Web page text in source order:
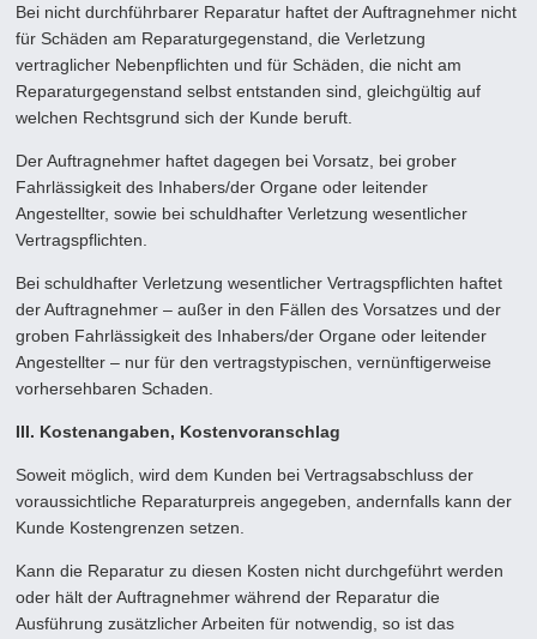
Bei nicht durchführbarer Reparatur haftet der Auftragnehmer nicht
für Schäden am Reparaturgegenstand, die Verletzung
vertraglicher Nebenpflichten und für Schäden, die nicht am
Reparaturgegenstand selbst entstanden sind, gleichgültig auf
welchen Rechtsgrund sich der Kunde beruft.
Der Auftragnehmer haftet dagegen bei Vorsatz, bei grober
Fahrlässigkeit des Inhabers/der Organe oder leitender
Angestellter, sowie bei schuldhafter Verletzung wesentlicher
Vertragspflichten.
Bei schuldhafter Verletzung wesentlicher Vertragspflichten haftet
der Auftragnehmer – außer in den Fällen des Vorsatzes und der
groben Fahrlässigkeit des Inhabers/der Organe oder leitender
Angestellter – nur für den vertragstypischen, vernünftigerweise
vorhersehbaren Schaden.
III. Kostenangaben, Kostenvoranschlag
Soweit möglich, wird dem Kunden bei Vertragsabschluss der
voraussichtliche Reparaturpreis angegeben, andernfalls kann der
Kunde Kostengrenzen setzen.
Kann die Reparatur zu diesen Kosten nicht durchgeführt werden
oder hält der Auftragnehmer während der Reparatur die
Ausführung zusätzlicher Arbeiten für notwendig, so ist das